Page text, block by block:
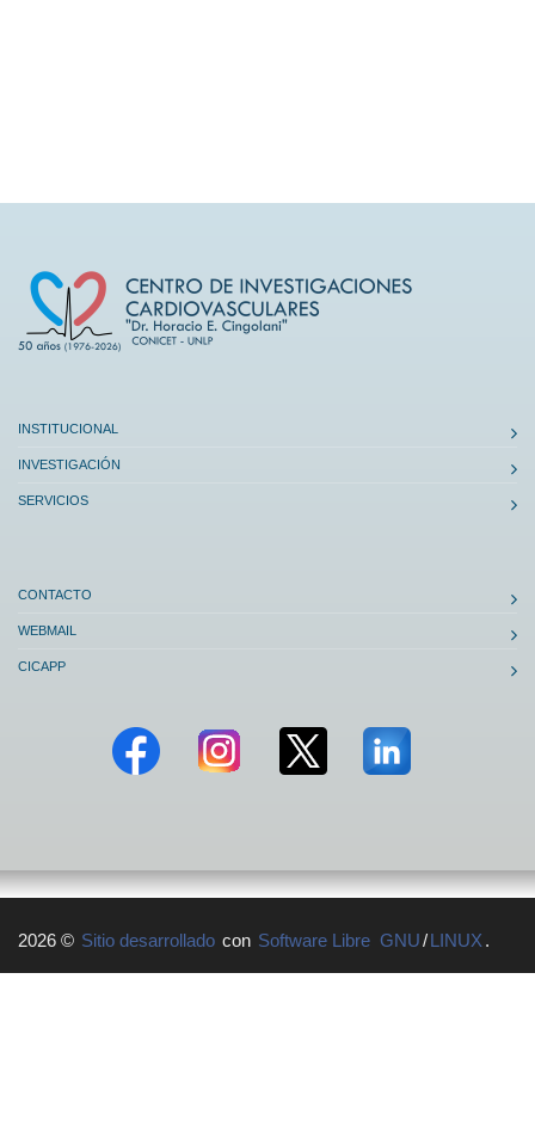
INSTITUCIONAL
INVESTIGACIÓN
SERVICIOS
CONTACTO
WEBMAIL
CICAPP
2026 © Sitio desarrollado con Software Libre GNU/LINUX .